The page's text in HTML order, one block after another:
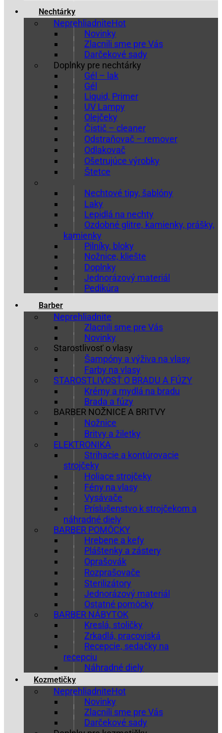
Nechtárky
Neprehliadnite
Novinky
Zlacnili sme pre Vás
Darčekové sady
Doplnky pre nechtárky
Gél – lak
Gél
Liquid, Primer
UV Lampy
Olejčeky
Čistič – cleaner
Odstraňovač – remover
Odlakovač
Ošetrujúce výrobky
Štetce
Nechtové tipy, šablóny
Laky
Lepidlá na nechty
Ozdobné glitre, kamienky, prášky,
kamienky
Pilníky, bloky
Nožnice, kliešte
Doplnky
Jednorázový materiál
Pedikúra
Barber
Neprehliadnite
Zlacnili sme pre Vás
Novinky
Starostlivosť o vlasy
Šampóny a výživa na vlasy
Farby na vlasy
STAROSTLIVOSŤ O BRADU A FÚZY
Krémy a mydlá na bradu
Brada a fúzy
BARBER NOŽNICE A BRITVY
Nožnice
Britvy a žiletky
ELEKTRONIKA
Strihacie a kontúrovacie
strojčeky
Holiace strojčeky
Fény na vlasy
Vysávače
Príslušenstvo k strojčekom a
náhradné diely
BARBER POMÔCKY
Hrebene a kefy
Pláštenky a zástery
Oprašovák
Rozprašovače
Sterilizátory
Jednorázový materiál
Ostatné pomôcky
BARBER NÁBYTOK
Kreslá, stoličky
Zrkadlá, pracoviská
Recepcie, sedačky na
recepciu
Náhradné diely
Kozmetičky
Neprehliadnite
Novinky
Zlacnili sme pre Vás
Darčekové sady